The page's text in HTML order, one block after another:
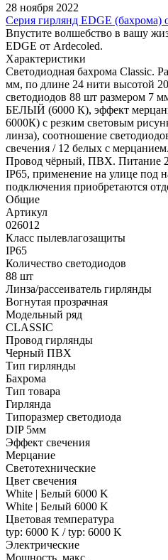
28 ноября 2022
Серия гирлянд EDGE (бахрома)
Впустите волшебство в вашу
EDGE от Ardecoled.
Характеристики
Светодиодная бахрома Classic.
мм, по длине 24 нити высотой
светодиодов 88 шт размером 7
БЕЛЫЙ (6000 К), эффект
6000К) с резким световым
линза), соотношение
свечения / 12 белых с
Провод чёрный, ПВХ. Питание
IP65, применение на улице под
подключения приобретаются
Общие
Артикул
026012
Класс пылевлагозащиты
IP65
Количество светодиодов
88 шт
Линза/рассеиватель гирлянды
Вогнутая прозрачная
Модельный ряд
CLASSIC
Провод гирлянды
Черный ПВХ
Тип гирлянды
Бахрома
Тип товара
Гирлянда
Типоразмер светодиода
DIP 5мм
Эффект свечения
Мерцание
Светотехнические
Цвет свечения
White | Белый 6000 K
White | Белый 6000 K
Цветовая температура
typ: 6000 K / typ: 6000 K
Электрические
Мощность, макс.